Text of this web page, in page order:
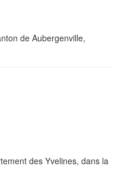
de Aubergenville,
des Yvelines, dans la